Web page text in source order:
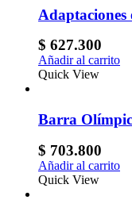
Adaptaciones
$ 627.300
Añadir al carrito
Quick View
Barra
$ 703.800
Añadir al carrito
Quick View